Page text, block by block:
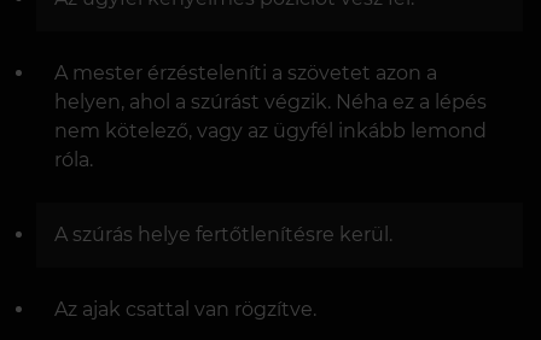
A mester érzésteleníti a szövetet azon a
helyen, ahol a szúrást végzik. Néha ez a lépés
nem kötelező, vagy az ügyfél inkább lemond
róla.
A szúrás helye fertőtlenítésre kerül.
Az ajak csattal van rögzítve.